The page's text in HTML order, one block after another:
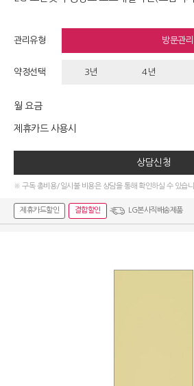
관리유형 방문관리
약정선택 3년 4년
월 요금
제휴카드 사용시
상담신청
※ 구독 총비용/일시불 비용은 상담을 통해 확인하실 수 있습
제휴카드할인 결합할인 LG본사직배송제품